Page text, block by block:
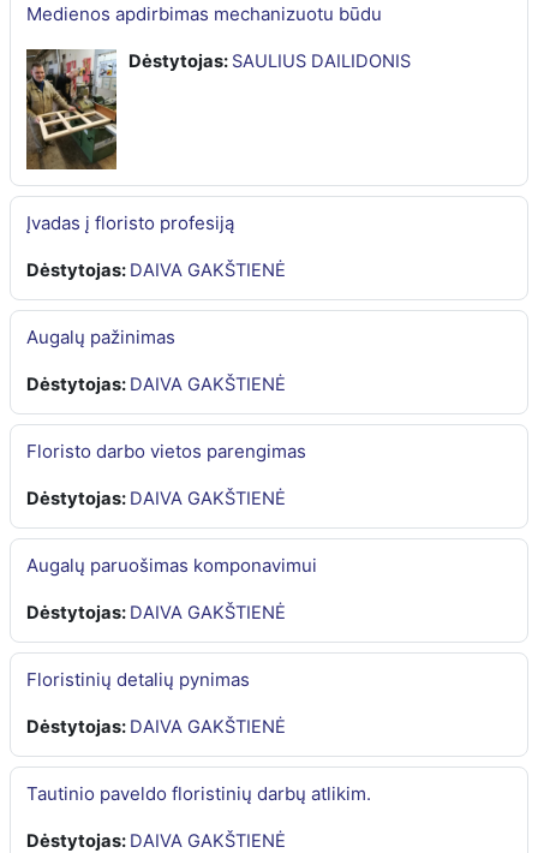
Medienos apdirbimas mechanizuotu būdu
Dėstytojas: SAULIUS DAILIDONIS
Įvadas į floristo profesiją
Dėstytojas: DAIVA GAKŠTIENĖ
Augalų pažinimas
Dėstytojas: DAIVA GAKŠTIENĖ
Floristo darbo vietos parengimas
Dėstytojas: DAIVA GAKŠTIENĖ
Augalų paruošimas komponavimui
Dėstytojas: DAIVA GAKŠTIENĖ
Floristinių detalių pynimas
Dėstytojas: DAIVA GAKŠTIENĖ
Tautinio paveldo floristinių darbų atlikim.
Dėstytojas: DAIVA GAKŠTIENĖ